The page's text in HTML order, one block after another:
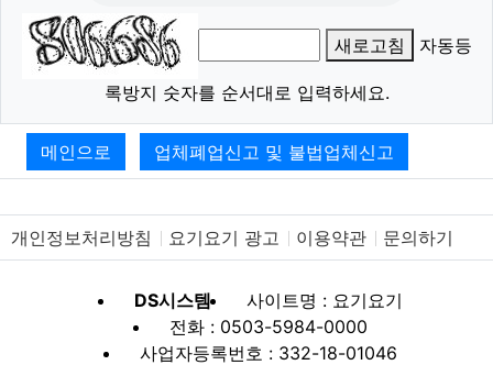
새로고침 자동등
록방지 숫자를 순서대로 입력하세요.
메인으로 업체폐업신고 및 불법업체신고
개인정보처리방침 요기요기 광고 이용약관 문의하기
DS시스템
사이트명 : 요기요기
전화 : 0503-5984-0000
사업자등록번호 : 332-18-01046